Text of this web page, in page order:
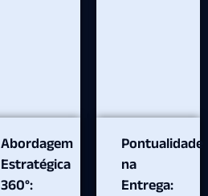
Abordagem
Estratégica
360°:
Pontualidade
na
Entrega: